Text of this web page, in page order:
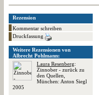
Rezension
Kommentar schreiben
Druckfassung
Weitere Rezensionen von
Albrecht Pohlmann:
Laura Resenberg:
Zinnober - zurück zu
den Quellen,
München: Anton Siegl
2005